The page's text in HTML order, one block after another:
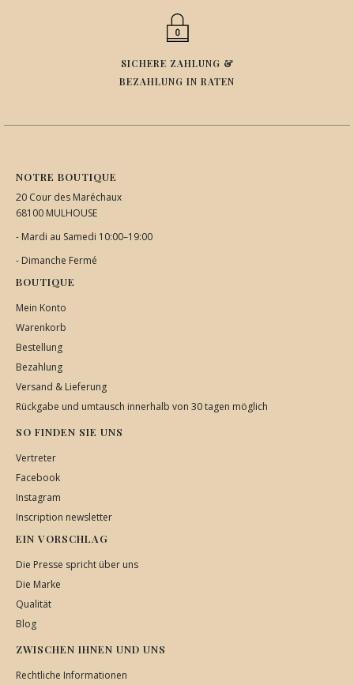
SICHERE ZAHLUNG &
BEZAHLUNG IN RATEN
NOTRE BOUTIQUE
20 Cour des Maréchaux
68100 MULHOUSE
- Mardi au Samedi 10:00–19:00
- Dimanche Fermé
BOUTIQUE
Mein Konto
Warenkorb
Bestellung
Bezahlung
Versand & Lieferung
Rückgabe und umtausch innerhalb von 30 tagen möglich
SO FINDEN SIE UNS
Vertreter
Facebook
Instagram
Inscription newsletter
EIN VORSCHLAG
Die Presse spricht über uns
Die Marke
Qualität
Blog
ZWISCHEN IHNEN UND UNS
Rechtliche Informationen